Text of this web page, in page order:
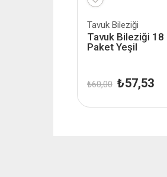
Tavuk Bileziği
Tavuk Bileziği
Paket Yeşil
₺60,00 Orijinal
fiyat:
₺57,53Şu